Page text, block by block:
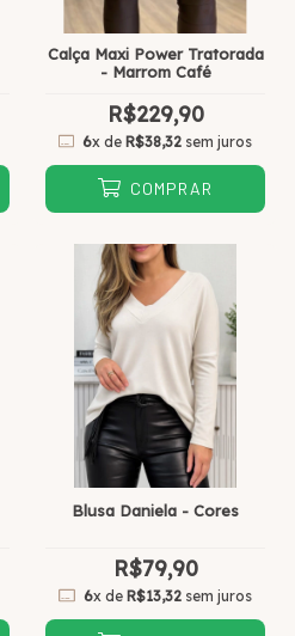
Calça Maxi Power Tratorada
- Marrom Café
R$229,90
6x deR$38,32 sem juros
COMPRAR
Blusa Daniela - Cores
R$79,90
6x de R$13,32sem juros